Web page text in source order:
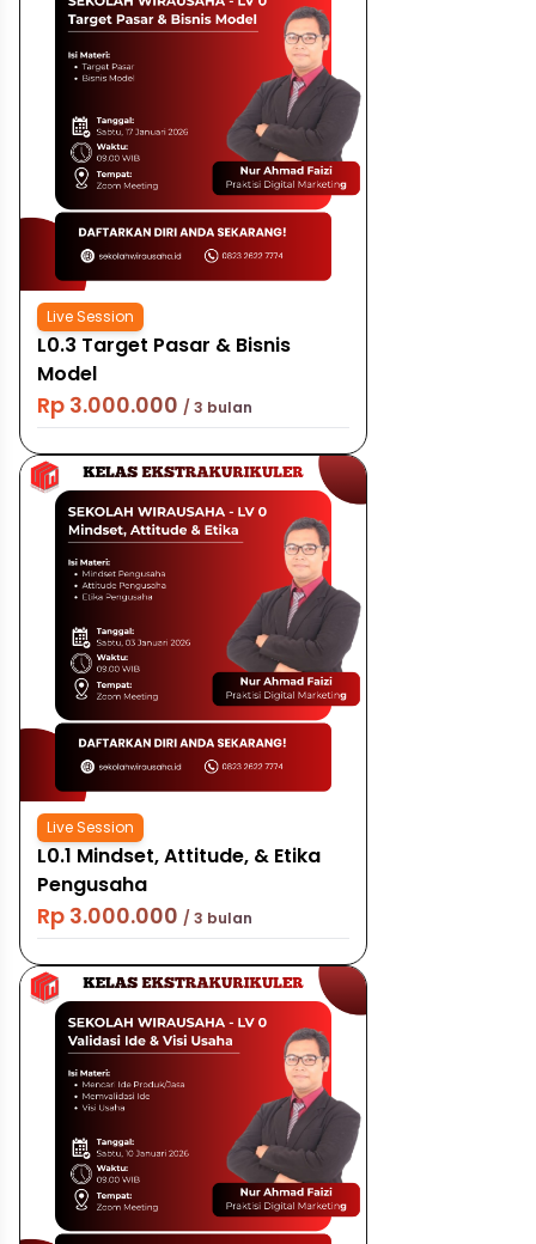
Live Session
L0.3 Target Pasar & Bisnis
Model
Rp 3.000.000 / 3 bulan
Live Session
L0.1 Mindset, Attitude, & Etika
Pengusaha
Rp 3.000.000 / 3 bulan